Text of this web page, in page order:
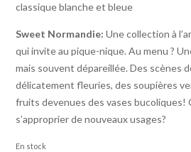
classique blanche et bleue
Sweet Normandie:Une collection à
qui invite au pique-nique. Au menu ?
mais souvent dépareillée. Des scènes
délicatement fleuries, des soupières
fruits devenues des vases
s’approprier de nouveaux usages?
En stock